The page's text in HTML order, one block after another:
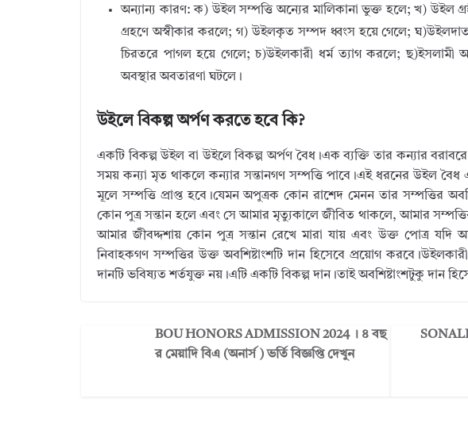
অন্যান্য কারণ: ক) উইল সম্পত্তি অন্যের মালিকানা ভুক্ত হলে; খ) উইল
গ্রহণে অস্বীকার করলে; গ) উইলকৃত সম্পদ ধ্বংস হয়ে গেলে;
চিরতরে পাগল হয়ে গেলে; চ)উইলকারী ধর্ম ত্যাগ করলে;
অবস্থার অবতারণা ঘটলে।
উইলে বিকল্প অর্পণ করতে হবে কি?
একটি বিকল্প উইল বা উইলে বিকল্প অর্পণ বৈধ।এক ব্যক্তি তার কন্যার
সময় কন্যা মৃত থাকলে কন্যার সন্তানগণ সম্পত্তি পাবে।এই ধরনের উইল
মূলে সম্পত্তি প্রাপ্ত হবে।যেমন অপুত্রক কোন রাশেদ মেনন তার সম্পত্তির
কোন পুত্র সন্তান হলে এবং সে আমার মৃত্যুকালে জীবিত থাকলে, আমার
আমার জীবদ্দশায় কোন পুত্র সন্তান রেখে মারা যায় এবং উক্ত পোত্র
নিবাহকগণ সম্পত্তির উক্ত অবশিষ্টাংশটি দান হিসেবে প্রয়োগ
দানটি ভবিষ্যত শর্তযুক্ত নয়।এটি একটি বিকল্প দান।তাই অবশিষ্টাংশটুকু দান
BOU HONORS ADMISSION 2024 । ৪ বছ
র মেয়াদি বিএ (অনার্স ) ভর্তি বিজ্ঞপ্তি দেখুন